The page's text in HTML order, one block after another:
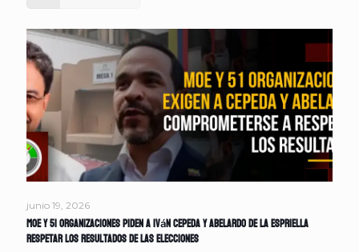
junio 19, 2026
MOE y 51 organizaciones piden a Iván Cepeda y Abelardo de la Espriella
respetar los resultados de las elecciones